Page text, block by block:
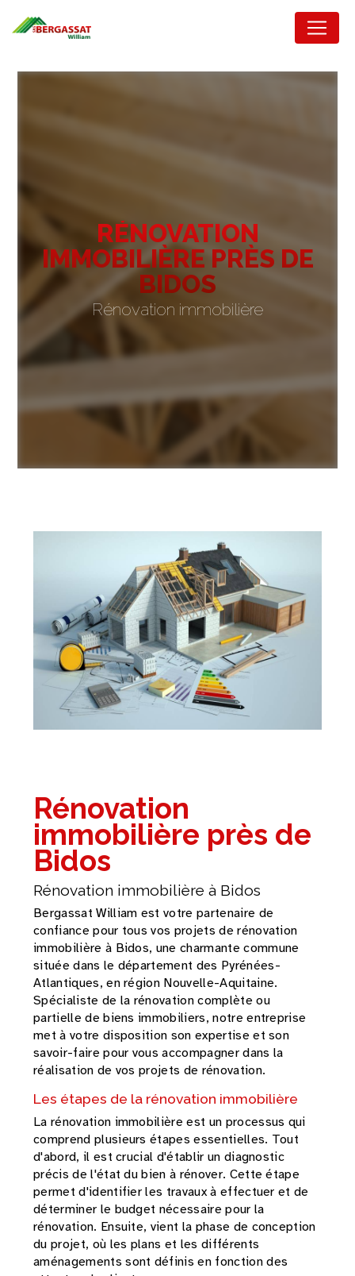
RÉNOVATION
IMMOBILIÈRE PRÈS DE
BIDOS
Rénovation immobilière
Rénovation
immobilière près de
Bidos
Rénovation immobilière à Bidos
Bergassat William est votre partenaire de
confiance pour tous vos projets de rénovation
immobilière à Bidos, une charmante commune
située dans le département des Pyrénées-
Atlantiques, en région Nouvelle-Aquitaine.
Spécialiste de la rénovation complète ou
partielle de biens immobiliers, notre entreprise
met à votre disposition son expertise et son
savoir-faire pour vous accompagner dans la
réalisation de vos projets de rénovation.
Les étapes de la rénovation immobilière
La rénovation immobilière est un processus qui
comprend plusieurs étapes essentielles. Tout
d'abord, il est crucial d'établir un diagnostic
précis de l'état du bien à rénover. Cette étape
permet d'identifier les travaux à effectuer et de
déterminer le budget nécessaire pour la
rénovation. Ensuite, vient la phase de conception
du projet, où les plans et les différents
aménagements sont définis en fonction des